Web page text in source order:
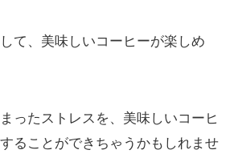
て、美味しいコーヒーが楽しめ
ったストレスを、美味しいコーヒ
ることができちゃうかもしれませ